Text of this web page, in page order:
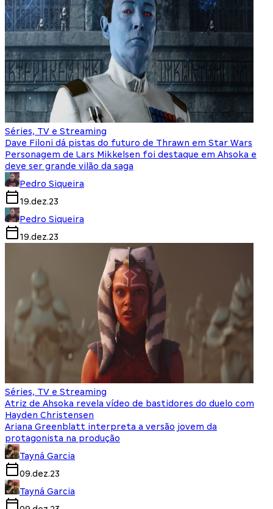
Séries, TV e Streaming
Dave Filoni dá pistas do futuro de Thrawn em Star Wars
Personagem de Lars Mikkelsen foi destaque em Ahsoka e
deve ser grande vilão da saga
Pedro Siqueira
19.dez.23
Pedro Siqueira
19.dez.23
Séries, TV e Streaming
Atriz de Ahsoka revela vídeo de bastidores do duelo com
Hayden Christensen
Ariana Greenblatt interpreta a versão jovem da
protagonista na produção
Tayná Garcia
09.dez.23
Tayná Garcia